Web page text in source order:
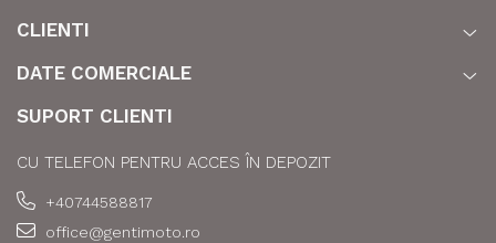
CLIENTI
DATE COMERCIALE
SUPORT CLIENTI
CU TELEFON PENTRU ACCES ÎN DEPOZIT
+40744588817
office@gentimoto.ro